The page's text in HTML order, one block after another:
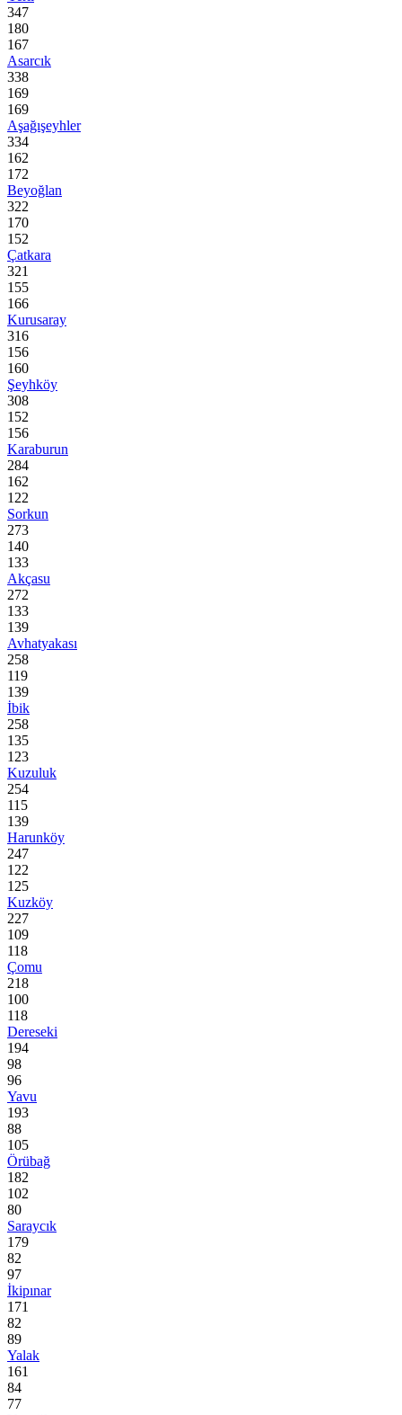
347
180
167
Asarcık
338
169
169
Aşağışeyhler
334
162
172
Beyoğlan
322
170
152
Çatkara
321
155
166
Kurusaray
316
156
160
Şeyhköy
308
152
156
Karaburun
284
162
122
Sorkun
273
140
133
Akçasu
272
133
139
Avhatyakası
258
119
139
İbik
258
135
123
Kuzuluk
254
115
139
Harunköy
247
122
125
Kuzköy
227
109
118
Çomu
218
100
118
Dereseki
194
98
96
Yavu
193
88
105
Örübağ
182
102
80
Saraycık
179
82
97
İkipınar
171
82
89
Yalak
161
84
77